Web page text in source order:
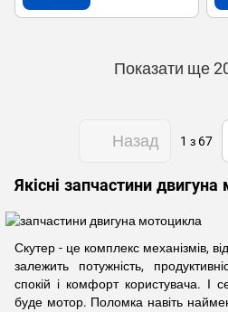
Показати ще
Назад 1 з 67
Якісні запчастини двигуна
Скутер - це комплекс механізмів,
залежить потужність,
спокій і комфорт користувача. І
буде мотор. Поломка навіть